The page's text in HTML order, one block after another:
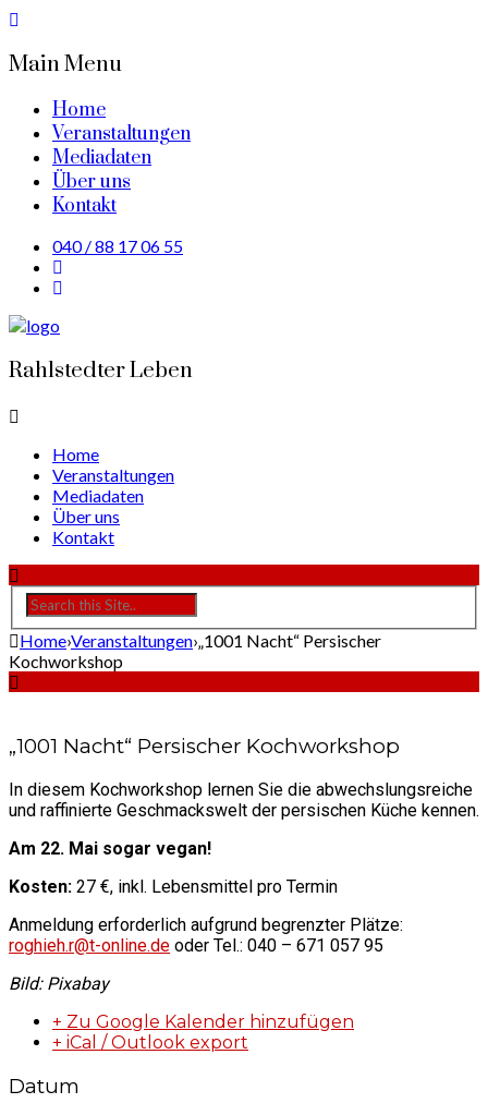
Main Menu
Home
Veranstaltungen
Mediadaten
Über uns
Kontakt
040 / 88 17 06 55
Rahlstedter Leben
Home
Veranstaltungen
Mediadaten
Über uns
Kontakt
Home›Veranstaltungen›„1001 Nacht“ Persischer
Kochworkshop
„1001 Nacht“ Persischer Kochworkshop
In diesem Kochworkshop lernen Sie die abwechslungsreiche
und raffinierte Geschmackswelt der persischen Küche kennen.
Am 22. Mai sogar vegan!
Kosten: 27 €, inkl. Lebensmittel pro Termin
Anmeldung erforderlich aufgrund begrenzter Plätze:
roghieh.r@t-online.de oder Tel.: 040 – 671 057 95
Bild: Pixabay
+ Zu Google Kalender hinzufügen
+ iCal / Outlook export
Datum